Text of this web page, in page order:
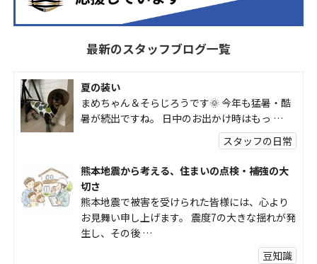
最新のスタッフブログ一覧
夏の装い
まめちゃん＆そらじろうです🌞 今年も猛暑・酷
暑が続出ですね。 日中のお出かけ時はもっ …
スタッフの日常
熊本地震から考える、住まいの点検・補強の大
切さ
熊本地震で被害を受けられた皆様には、心より
お見舞い申し上げます。 震度7の大きな揺れが発
生し、その後 …
豆知識